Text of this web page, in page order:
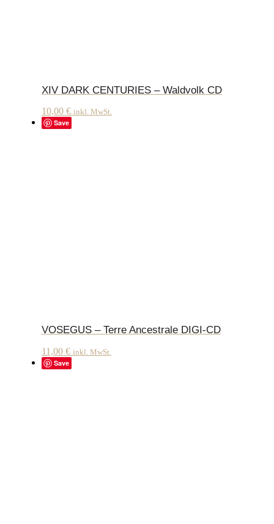
XIV DARK CENTURIES – Waldvolk CD
10,00 € inkl. MwSt.
Save
VOSEGUS – Terre Ancestrale DIGI-CD
11,00 € inkl. MwSt.
Save